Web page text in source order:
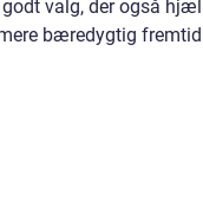
valg, der også
bæredygtig